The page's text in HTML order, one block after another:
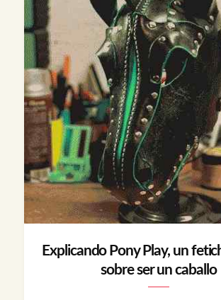
Explicando Pony Play, un
sobre ser un caballo